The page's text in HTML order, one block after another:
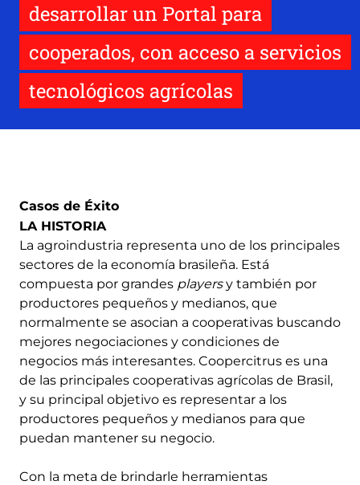
desarrollar un Portal para
cooperados, con acceso a servicios
tecnológicos agrícolas
Casos de Éxito
LA HISTORIA
La agroindustria representa uno de los principales
sectores de la economía brasileña. Está
compuesta por grandes playersy también por
productores pequeños y medianos, que
normalmente se asocian a cooperativas buscando
mejores negociaciones y condiciones de
negocios más interesantes. Coopercitrus es una
de las principales cooperativas agrícolas de Brasil,
y su principal objetivo es representar a los
productores pequeños y medianos para que
puedan mantener su negocio.
Con la meta de brindarle herramientas